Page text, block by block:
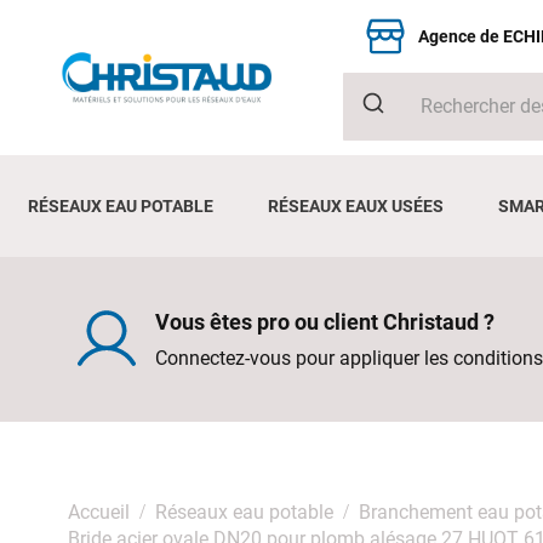
Agence de
RÉSEAUX EAU POTABLE RÉSEAUX EAUX USÉES
Vous êtes pro ou client Christaud ?
Connectez-vous pour appliquer les
Accueil Réseaux eau potable Branchement eau